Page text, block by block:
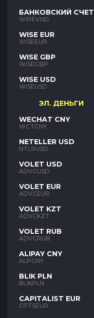
БАНКОВСКИЙ СЧЕТ
VND
WIREVND
WISE EUR
WISEEUR
WISE GBP
WISEGBP
WISE USD
WISEUSD
ЭЛ. ДЕНЬГИ
WECHAT CNY
WCTCNY
NETELLER USD
NTLRUSD
VOLET USD
ADVCUSD
VOLET EUR
ADVCEUR
VOLET KZT
ADVCKZT
VOLET RUB
ADVCRUB
ALIPAY CNY
ALPCNY
BLIK PLN
BLIKPLN
CAPITALIST EUR
CPTSEUR